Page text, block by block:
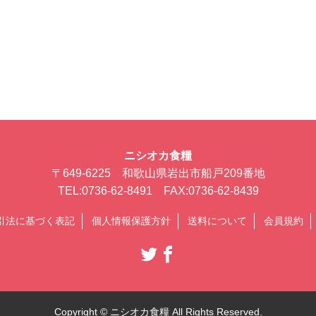
ニシオカ食糧
〒649-6225 和歌山県岩出市船戸209番地
TEL:0736-62-8491 FAX:0736-62-8439
法に基づく表記 個人情報保護方針 送料について 会員規約
Copyright © ニシオカ食糧 All Rights Reserved.